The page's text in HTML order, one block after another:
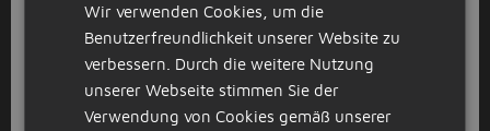
Lager Jobs in Ludwigsburg? Dann bist du hier genau
richtig, denn es werden viele Stellenangebote dafür
ausgeschrieben. Besonders die Fahrer Jobs sind
gefragt. In Kraftfahrer Jobs und Berufskraftfahrer
Jobs bist du für das ausliefern von Waren oder
Wir verwenden Cookies, um die
Benutzerfreundlichkeit unserer Website zu
verbessern. Durch die weitere Nutzung
unserer Webseite stimmen Sie der
Verwendung von Cookies gemäß unserer